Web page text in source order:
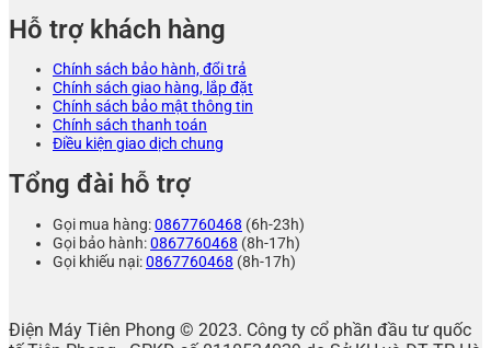
Hỗ trợ khách hàng
Chính sách bảo hành, đổi trả
Chính sách giao hàng, lắp đặt
Chính sách bảo mật thông tin
Chính sách thanh toán
Điều kiện giao dịch chung
Tổng đài hỗ trợ
Gọi mua hàng:0867760468 (6h-23h)
Gọi bảo hành:0867760468 (8h-17h)
Gọi khiếu nại:0867760468 (8h-17h)
Điện Máy Tiên Phong © 2023. Công ty cổ phần đầu tư quốc